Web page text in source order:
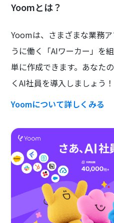
Yoomとは？
Yoomは、さまざまな業務
うに働く「AIワーカー」を
単に作成できます。あなた
くAI社員を導入しましょう！
Yoomについて詳しくみる